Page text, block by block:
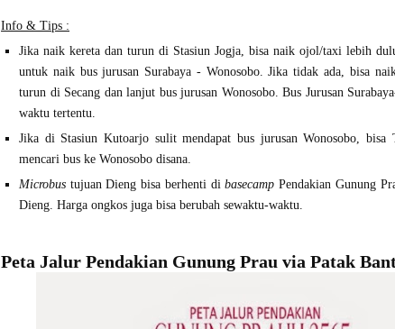
Info & Tips :
Jika naik kereta dan turun di Stasiun Jogja, bisa naik ojol/taxi lebih
untuk naik bus jurusan Surabaya - Wonosobo. Jika tidak ada, bisa
turun di Secang dan lanjut bus jurusan Wonosobo. Bus Jurusan
waktu tertentu.
Jika di Stasiun Kutoarjo sulit mendapat bus jurusan Wonosobo, bisa
mencari bus ke Wonosobo disana.
Microbus tujuan Dieng bisa berhenti dibasecamp Pendakian Gunung
Dieng. Harga ongkos juga bisa berubah sewaktu-waktu.
Peta Jalur Pendakian Gunung Prau via Patak